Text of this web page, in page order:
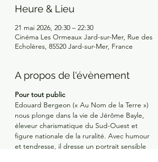
Heure & Lieu
21 mai 2026, 20:30 – 22:30
Cinéma Les Ormeaux Jard-sur-Mer, Rue des
Echolères, 85520 Jard-sur-Mer, France
A propos de l'évènement
Pour tout public
Edouard Bergeon (« Au Nom de la Terre »)
nous plonge dans la vie de Jérôme Bayle,
éleveur charismatique du Sud-Ouest et
figure nationale de la ruralité. Avec humour
et tendresse, il dresse un portrait sensible